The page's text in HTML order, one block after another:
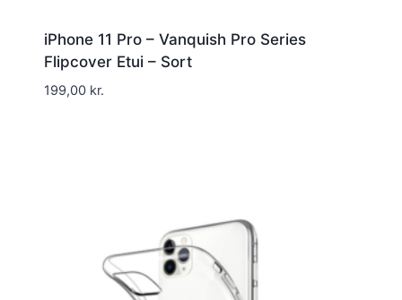
iPhone 11 Pro – Vanquish Pro Series
Flipcover Etui – Sort
199,00 kr.